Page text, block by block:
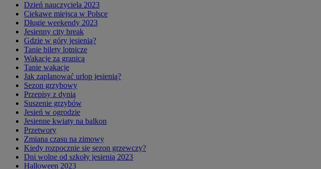
Dzień nauczyciela 2023
Ciekawe miejsca w Polsce
Długie weekendy 2023
Jesienny city break
Gdzie w góry jesienią?
Tanie bilety lotnicze
Wakacje za granicą
Tanie wakacje
Jak zaplanować urlop jesienią?
Sezon grzybowy
Przepisy z dynią
Suszenie grzybów
Jesień w ogrodzie
Jesienne kwiaty na balkon
Przetwory
Zmiana czasu na zimowy
Kiedy rozpocznie się sezon grzewczy?
Dni wolne od szkoły jesienią 2023
Halloween 2023